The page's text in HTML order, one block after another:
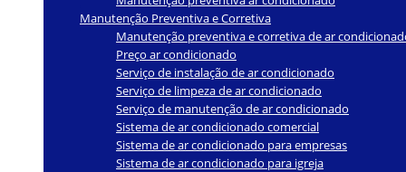
Manutenção Preventiva e Corretiva
Manutenção preventiva e corretiva de ar
Preço ar condicionado
Serviço de instalação de ar condicionado
Serviço de limpeza de ar condicionado
Serviço de manutenção de ar condicionado
Sistema de ar condicionado comercial
Sistema de ar condicionado para empresas
Sistema de ar condicionado para igreja